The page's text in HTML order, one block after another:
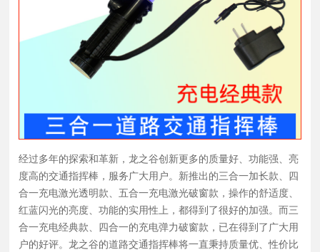
经过多年的探索和革新，龙之谷创新更多的质量好、功能强、亮
度高的交通指挥棒，服务广大用户。新推出的三合一加长款、四
合一充电激光透明款、五合一充电激光破窗款，操作的舒适度、
红蓝闪光的亮度、功能的实用性上，都得到了很好的加强。而三
合一充电经典款、四合一的充电弹力破窗款，已在得到了广大用
户的好评。龙之谷的道路交通指挥棒将一直秉持质量优、性价比